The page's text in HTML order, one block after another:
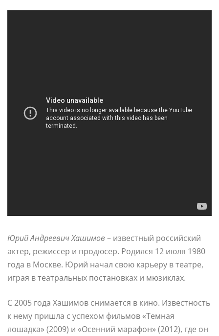
Юрий Андреевич Хашимов – известный российский
актер, режиссер и продюсер. Родился 12 июля 1980
года в Москве. Юрий начал свою карьеру в театре,
играя в театральных постановках и мюзиклах.
С 2005 года Хашимов снимается в кино. Известность
к нему пришла с успехом фильмов «Темная
лошадка» (2009) и «Осенний марафон» (2012), где он